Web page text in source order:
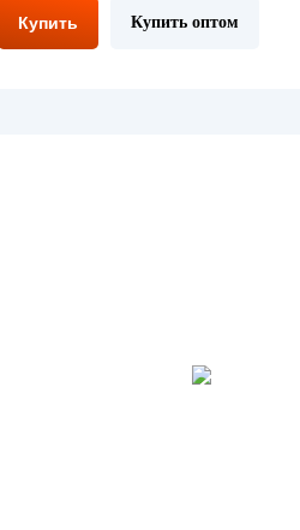
Купить Купить оптом